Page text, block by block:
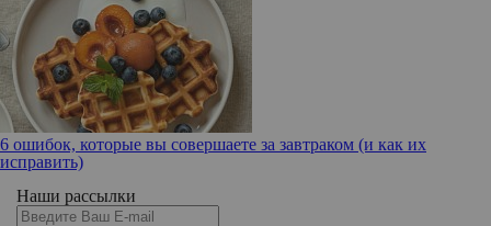
6 ошибок, которые вы совершаете за завтраком (и как их
исправить)
Наши рассылки